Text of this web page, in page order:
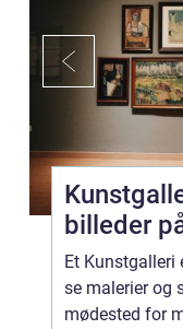
Kunstgalleri mere end
billeder
Et Kunstgalleri
se malerier og
mødested for